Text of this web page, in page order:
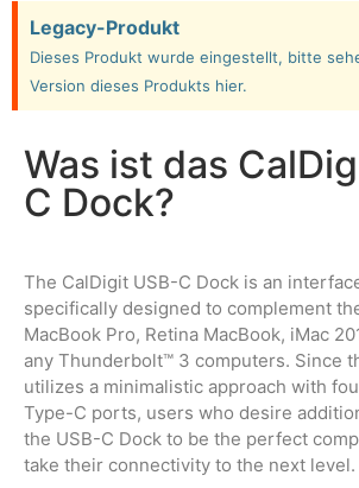
Legacy-Produkt
Dieses Produkt wurde eingestellt, bitte
Version dieses Produkts hier.
Was ist das
C Dock?
The CalDigit USB-C Dock is an
specifically designed to complement
MacBook Pro, Retina MacBook, iMac
any Thunderbolt™ 3 computers. Since
utilizes a minimalistic approach with
Type-C ports, users who desire
the USB-C Dock to be the perfect
take their connectivity to the next level.